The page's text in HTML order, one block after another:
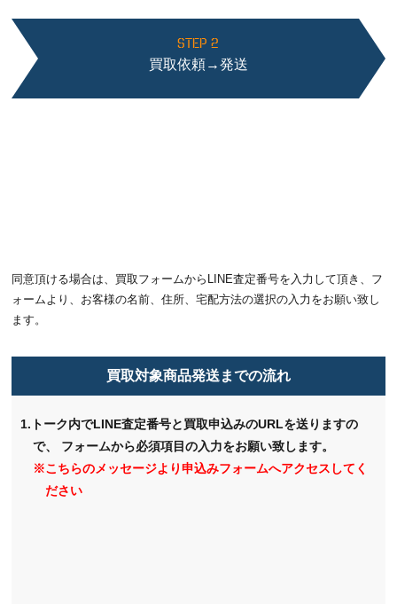
STEP 2
買取依頼→発送
同意頂ける場合は、買取フォームからLINE査定番号を入力して頂き、フ
ォームより、お客様の名前、住所、宅配方法の選択の入力をお願い致し
ます。
買取対象商品発送までの流れ
1.トーク内でLINE査定番号と買取申込みのURLを送りますの
で、
フォームから必須項目の入力をお願い致します。
※こちらのメッセージより申込みフォームへアクセスしてく
ださい